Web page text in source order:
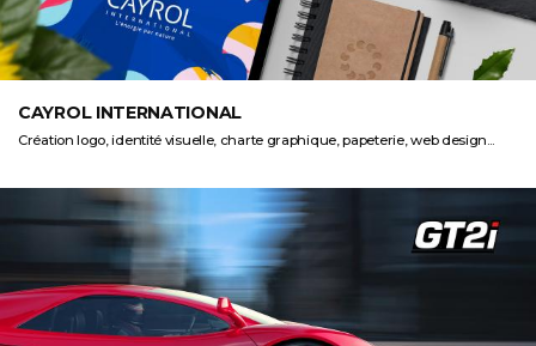
CAYROL INTERNATIONAL
Création logo, identité visuelle, charte graphique, papeterie, web design...